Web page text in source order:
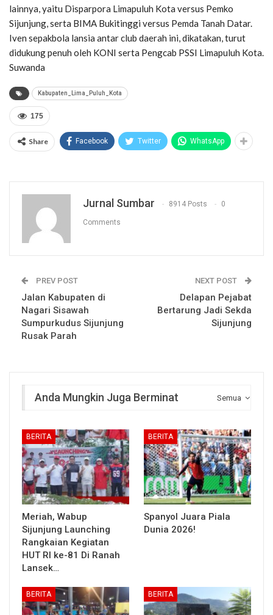
lainnya, yaitu Disparpora Limapuluh Kota versus Pemko
Sijunjung, serta BIMA Bukitinggi versus Pemda Tanah Datar.
Iven sepakbola lansia antar club daerah ini, dikatakan, turut
didukung penuh oleh KONI serta Pengcab PSSI Limapuluh Kota.
Suwanda
Kabupaten_Lima_Puluh_Kota
175
Share Facebook Twitter WhatsApp
Jurnal Sumbar 8914 Posts 0
Comments
PREV POST
Jalan Kabupaten di
Nagari Sisawah
Sumpurkudus Sijunjung
Rusak Parah
NEXT POST
Delapan Pejabat
Bertarung Jadi Sekda
Sijunjung
Semua
Anda Mungkin Juga Berminat
BERITA
Meriah, Wabup
Sijunjung Launching
Rangkaian Kegiatan
HUT RI ke-81 Di Ranah
Lansek…
BERITA
Spanyol Juara Piala
Dunia 2026!
BERITA BERITA